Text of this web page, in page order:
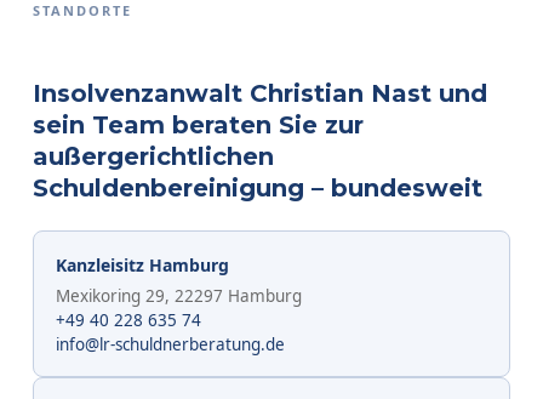
STANDORTE
Insolvenzanwalt Christian Nast und
sein Team beraten Sie zur
außergerichtlichen
Schuldenbereinigung – bundesweit
Kanzleisitz Hamburg
Mexikoring 29, 22297 Hamburg
+49 40 228 635 74
info@lr-schuldnerberatung.de